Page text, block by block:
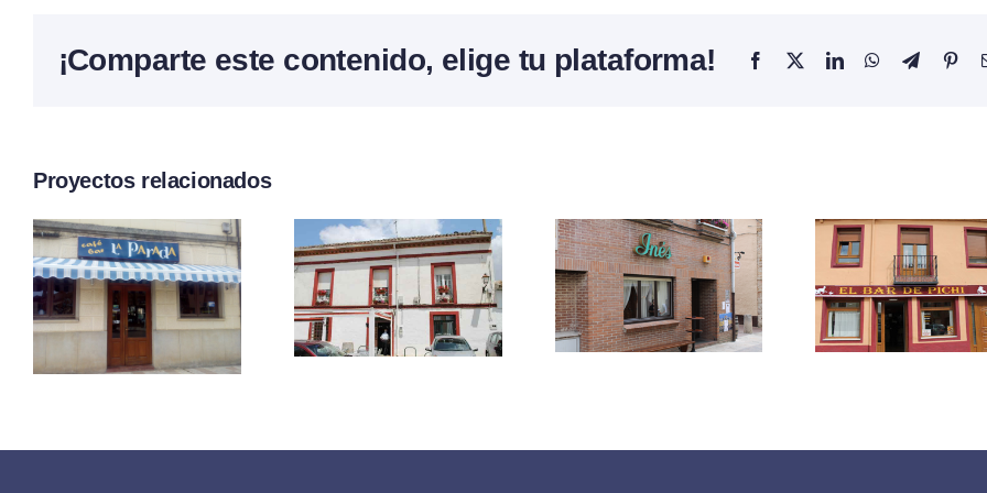
¡Comparte este contenido, elige tu plataforma! Facebook
X LinkedInWhatsApp
Telegram
Proyectos relacionados
Bar –
Restaurante
La Muralla
Café Bar
Inés
Bar de
Pichi
Café –